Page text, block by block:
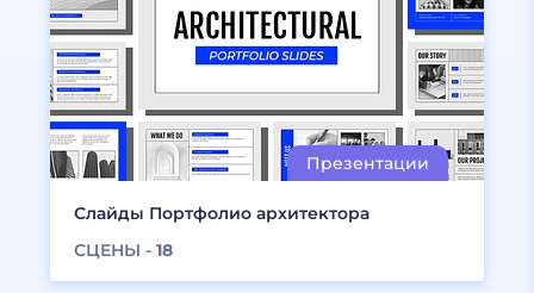
Слайды Портфолио архитектора
СЦЕНЫ - 18